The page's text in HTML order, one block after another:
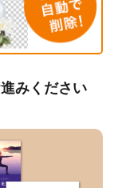
みください